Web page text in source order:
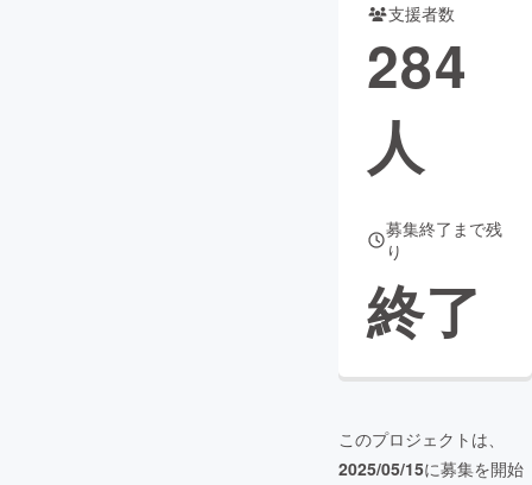
支援者数
284
人
募集終了まで残
り
終了
このプロジェクトは、
2025/05/15に募集を開始